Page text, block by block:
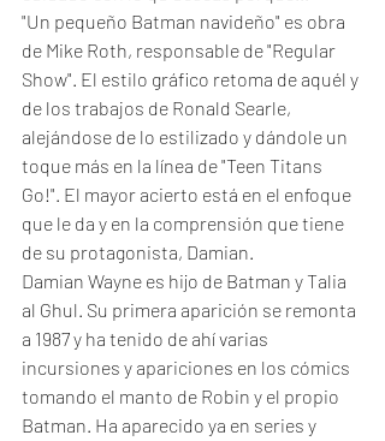
"Un pequeño Batman navideño" es obra
de Mike Roth, responsable de "Regular
Show". El estilo gráfico retoma de aquél y
de los trabajos de Ronald Searle,
alejándose de lo estilizado y dándole un
toque más en la línea de "Teen Titans
Go!". El mayor acierto está en el enfoque
que le da y en la comprensión que tiene
de su protagonista, Damian.
Damian Wayne es hijo de Batman y Talia
al Ghul. Su primera aparición se remonta
a 1987 y ha tenido de ahí varias
incursiones y apariciones en los cómics
tomando el manto de Robin y el propio
Batman. Ha aparecido ya en series y